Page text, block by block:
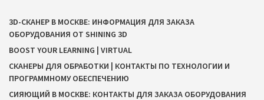
3D-СКАНЕР В МОСКВЕ: ИНФОРМАЦИЯ ДЛЯ ЗАКАЗА
ОБОРУДОВАНИЯ ОТ SHINING 3D
BOOST YOUR LEARNING | VIRTUAL
СКАНЕРЫ ДЛЯ ОБРАБОТКИ | КОНТАКТЫ ПО ТЕХНОЛОГИИ И
ПРОГРАММНОМУ ОБЕСПЕЧЕНИЮ
СИЯЮЩИЙ В МОСКВЕ: КОНТАКТЫ ДЛЯ ЗАКАЗА ОБОРУДОВАНИЯ